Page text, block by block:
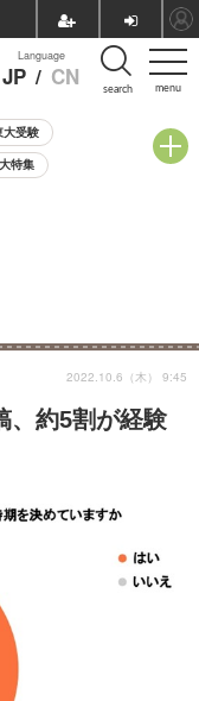
menu
Language
JP / CN search
大受験
特集
、約5割が経験
2022.10.6（木） 9:45